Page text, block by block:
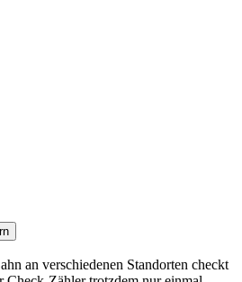
an verschiedenen Standorten checkt